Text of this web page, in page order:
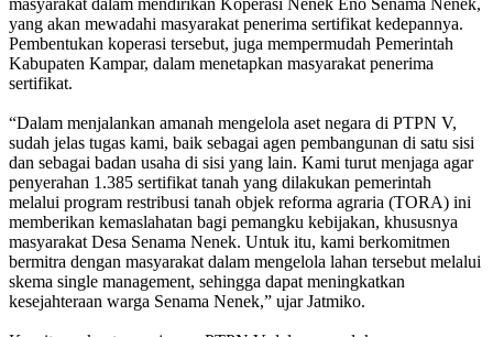
masyarakat dalam mendirikan Koperasi Nenek Eno Senama Nenek,
yang akan mewadahi masyarakat penerima sertifikat kedepannya.
Pembentukan koperasi tersebut, juga mempermudah Pemerintah
Kabupaten Kampar, dalam menetapkan masyarakat penerima
sertifikat.
“Dalam menjalankan amanah mengelola aset negara di PTPN V,
sudah jelas tugas kami, baik sebagai agen pembangunan di satu sisi
dan sebagai badan usaha di sisi yang lain. Kami turut menjaga agar
penyerahan 1.385 sertifikat tanah yang dilakukan pemerintah
melalui program restribusi tanah objek reforma agraria (TORA) ini
memberikan kemaslahatan bagi pemangku kebijakan, khususnya
masyarakat Desa Senama Nenek. Untuk itu, kami berkomitmen
bermitra dengan masyarakat dalam mengelola lahan tersebut melalui
skema single management, sehingga dapat meningkatkan
kesejahteraan warga Senama Nenek,” ujar Jatmiko.